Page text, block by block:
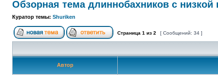
Обзорная тема длиннобахников с низкой
Куратор темы: Shuriken
Страница 1 из 2 [ Сообщений: 34 ]
Автор